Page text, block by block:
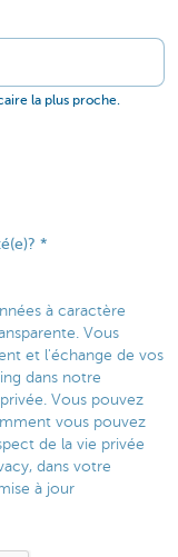
la plus proche.
à caractère
Vous
et l'échange de vos
dans notre
Vous pouvez
vous pouvez
de la vie privée
dans votre
à jour